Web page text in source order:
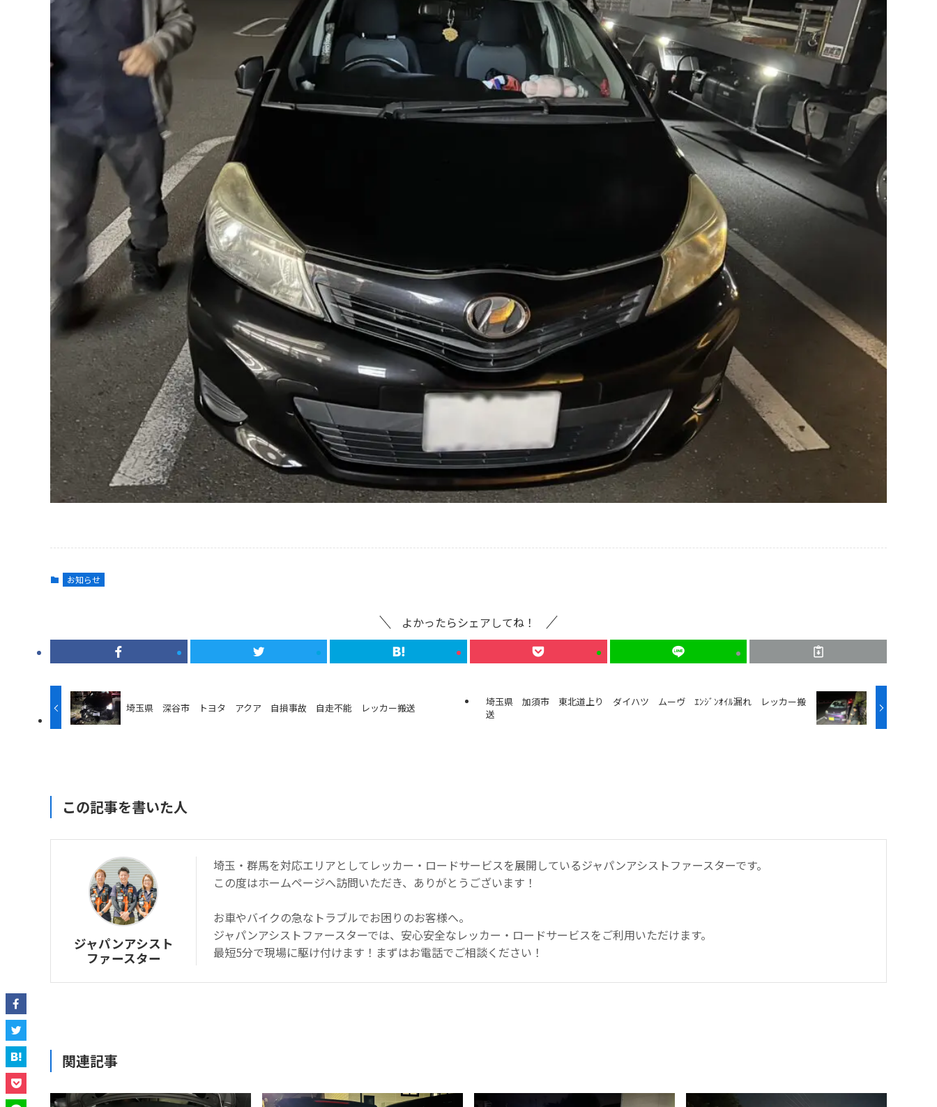
お知らせ
よかったらシェアしてね！
埼玉県 深谷市 トヨタ アクア 自損事故 自走不能 レッカー搬送
埼玉県 加須市 東北道上り ダイハツ ムーヴ ｴﾝｼﾞﾝｵｲﾙ漏れ レッカー搬
送
この記事を書いた人
ジャパンアシスト
ファースター
埼玉・群馬を対応エリアとしてレッカー・ロードサービスを展開しているジャパンアシストファースターです。
この度はホームページへ訪問いただき、ありがとうございます！
お車やバイクの急なトラブルでお困りのお客様へ。
ジャパンアシストファースターでは、安心安全なレッカー・ロードサービスをご利用いただけます。
最短5分で現場に駆け付けます！まずはお電話でご相談ください！
関連記事